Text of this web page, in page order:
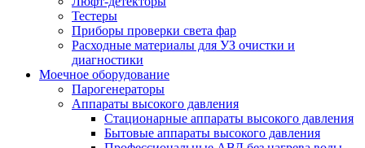
Тестеры
Приборы проверки света фар
Расходные материалы для УЗ очистки и
диагностики
Моечное оборудование
Парогенераторы
Аппараты высокого давления
Стационарные аппараты высокого давления
Бытовые аппараты высокого давления